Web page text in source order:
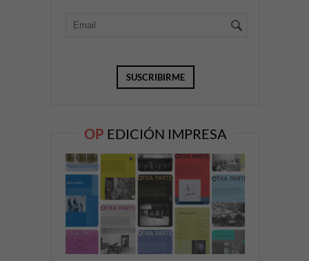
OP EDICIÓN IMPRESA